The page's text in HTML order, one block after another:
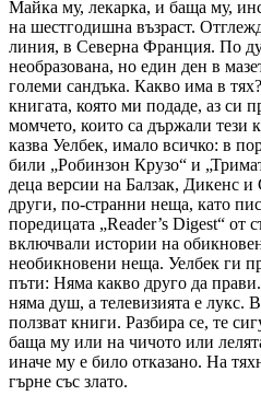
Майка му, лекарка, и баща му,
на шестгодишна възраст.
линия, в Северна Франция. По
необразована, но един ден в
големи сандъка. Какво има в
книгата, която ми подаде, аз си
момчето, които са държали тези
казва Уелбек, имало всичко: в
били „Робинзон Крузо“ и
деца версии на Балзак, Дикенс
други, по-странни неща, като
поредицата „Reader’s Digest“ от
включвали истории на
необикновени неща. Уелбек ги
пъти: Няма какво друго да
няма душ, а телевизията е лукс.
ползват книги. Разбира се, те
баща му или на чичото или
иначе му е било отказано. На
гърне със злато.